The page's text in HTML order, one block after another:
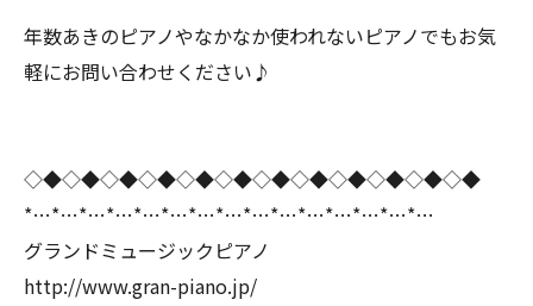
年数あきのピアノやなかなか使われないピアノでもお気
軽にお問い合わせください♪
◇◆◇◆◇◆◇◆◇◆◇◆◇◆◇◆◇◆◇◆◇◆◇◆
*…*…*…*…*…*…*…*…*…*…*…*…*…*…*…
グランドミュージックピアノ
http://www.gran-piano.jp/